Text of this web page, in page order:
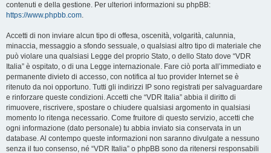
contenuti e della gestione. Per ulteriori informazioni su phpBB:
https://www.phpbb.com.
Accetti di non inviare alcun tipo di offesa, oscenità, volgarità, calunnia,
minaccia, messaggio a sfondo sessuale, o qualsiasi altro tipo di materiale che
può violare una qualsiasi Legge del proprio Stato, o dello Stato dove “VDR
Italia” è ospitato, o di una Legge internazionale. Fare ciò porta all’immediato e
permanente divieto di accesso, con notifica al tuo provider Internet se è
ritenuto da noi opportuno. Tutti gli indirizzi IP sono registrati per salvaguardare
e rinforzare queste condizioni. Accetti che “VDR Italia” abbia il diritto di
rimuovere, riscrivere, spostare o chiudere qualsiasi argomento in qualsiasi
momento lo ritenga necessario. Come fruitore di questo servizio, accetti che
ogni informazione (dato personale) tu abbia inviato sia conservata in un
database. Al contempo queste informazioni non saranno divulgate a nessuno
senza il tuo consenso, né “VDR Italia” o phpBB sono da ritenersi responsabili